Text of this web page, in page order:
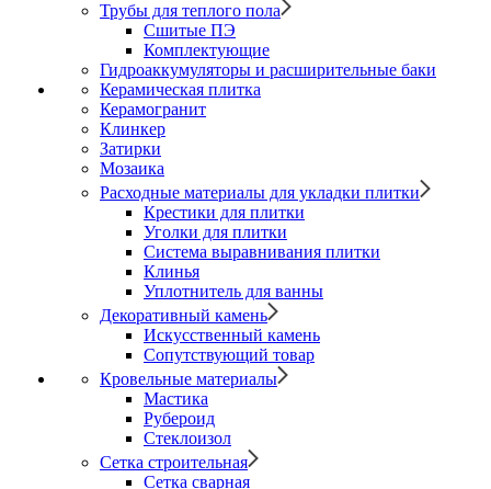
Трубы для теплого пола
Сшитые ПЭ
Комплектующие
Гидроаккумуляторы и расширительные баки
Керамическая плитка
Керамогранит
Клинкер
Затирки
Мозаика
Расходные материалы для укладки плитки
Крестики для плитки
Уголки для плитки
Система выравнивания плитки
Клинья
Уплотнитель для ванны
Декоративный камень
Искусственный камень
Сопутствующий товар
Кровельные материалы
Мастика
Рубероид
Стеклоизол
Сетка строительная
Сетка сварная